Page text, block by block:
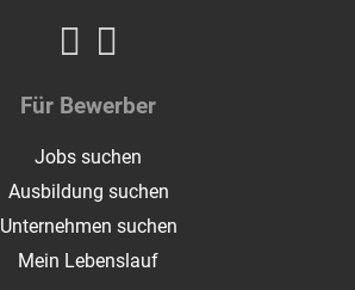
Für Bewerber
Jobs suchen
Ausbildung suchen
Unternehmen suchen
Mein Lebenslauf